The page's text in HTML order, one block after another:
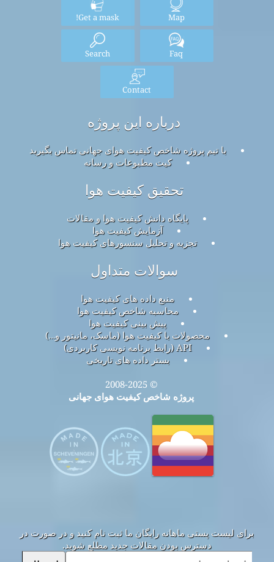
Map
Get a mask!
Faq
Search
Contact
درباره این پروژه
با تیم پروژه شاخص کیفیت هوای جهانی تماس بگیرید
کیت مطبوعات و رسانه
تحقیق کیفیت هوا
پایگاه دانش کیفیت هوا و مقالات
آزمایش کیفیت هوا
تجزیه و تحلیل سنسورهای کیفیت هوا
سوالات متداول
منبع داده های کیفیت هوا
محاسبه شاخص کیفیت هوا
پیش بینی کیفیت هوا
محصولات با کیفیت هوا (ماسک، مانیتور و…)
API (رابط برنامه نویسی کاربردی)
بستر داده های تاریخی
© 2008-2025
پروژه شاخص کیفیت هوای جهانی
برای لیست پستی ماهانه رایگان ما ثبت نام کنید و در صورت در
دسترس بودن مقالات جدید مطلع شوید.